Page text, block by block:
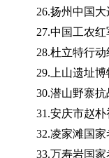
26.扬州中国
27.中国工农
28.杜立特行
29.上山遗址博
30.潜山野寨
31.安庆市赵
32.凌家滩国
33.万寿岩国